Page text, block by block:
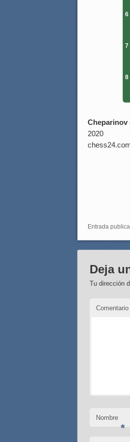
6
7
8
Cheparinov
2020
Entrada
Deja
Tu dirección
Nombre
*